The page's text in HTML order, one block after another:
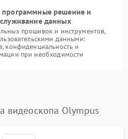
решение и
данных
прошивок и инструментов,
данными:
конфиденциальность и
при необходимости
видеоскопа Olympus